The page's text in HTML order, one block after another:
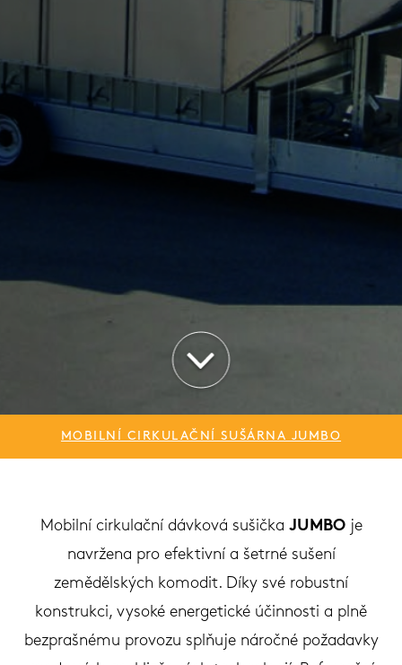
MOBILNÍ CIRKULAČNÍ SUŠÁRNA JUMBO
Mobilní cirkulační dávková sušička JUMBOje
navržena pro efektivní a šetrné sušení
zemědělských komodit. Díky své robustní
konstrukci, vysoké energetické účinnosti a plně
bezprašnému provozu splňuje náročné požadavky